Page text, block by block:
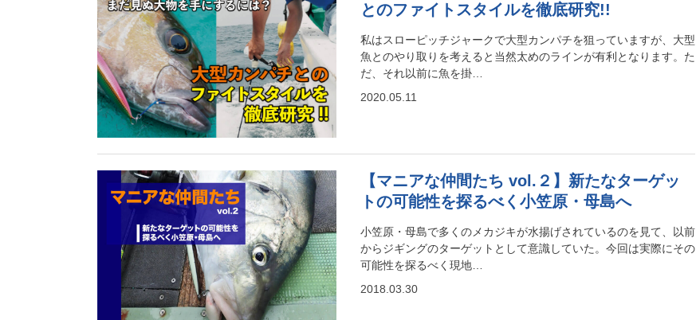
とのファイトスタイルを徹底研究!!
私はスローピッチジャークで大型カンパチを狙っていますが、大型
魚とのやり取りを考えると当然太めのラインが有利となります。た
だ、それ以前に魚を掛…
2020.05.11
【マニアな仲間たち vol.２】新たなターゲッ
トの可能性を探るべく小笠原・母島へ
小笠原・母島で多くのメカジキが水揚げされているのを見て、以前
からジギングのターゲットとして意識していた。今回は実際にその
可能性を探るべく現地…
2018.03.30